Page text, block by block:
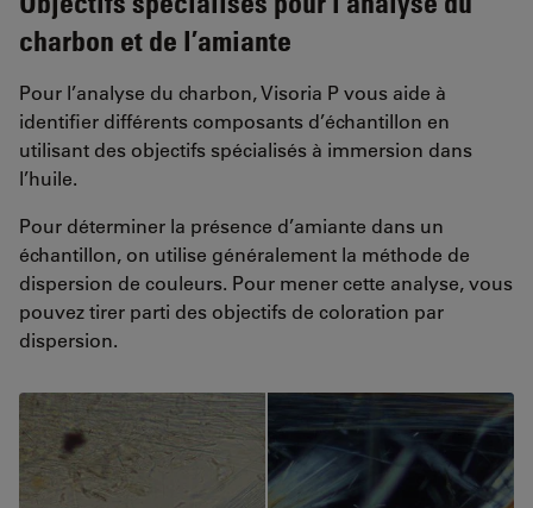
charbon et de l’amiante
Pour l’analyse du charbon, Visoria P vous aide à
identifier différents composants d’échantillon en
utilisant des objectifs spécialisés à immersion dans
l’huile.
Pour déterminer la présence d’amiante dans un
échantillon, on utilise généralement la méthode de
dispersion de couleurs. Pour mener cette analyse, vous
pouvez tirer parti des objectifs de coloration par
dispersion.